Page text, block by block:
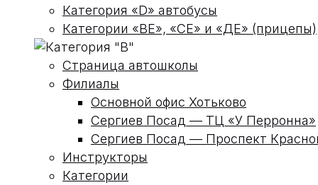
Категория «D» автобусы
Категории «ВЕ», «СЕ» и «ДЕ» (прицепы)
Страница автошколы
Филиалы
Основной офис Хотьково
Сергиев Посад — ТЦ «У Перронна»
Сергиев Посад — Проспект
Инструкторы
Категории